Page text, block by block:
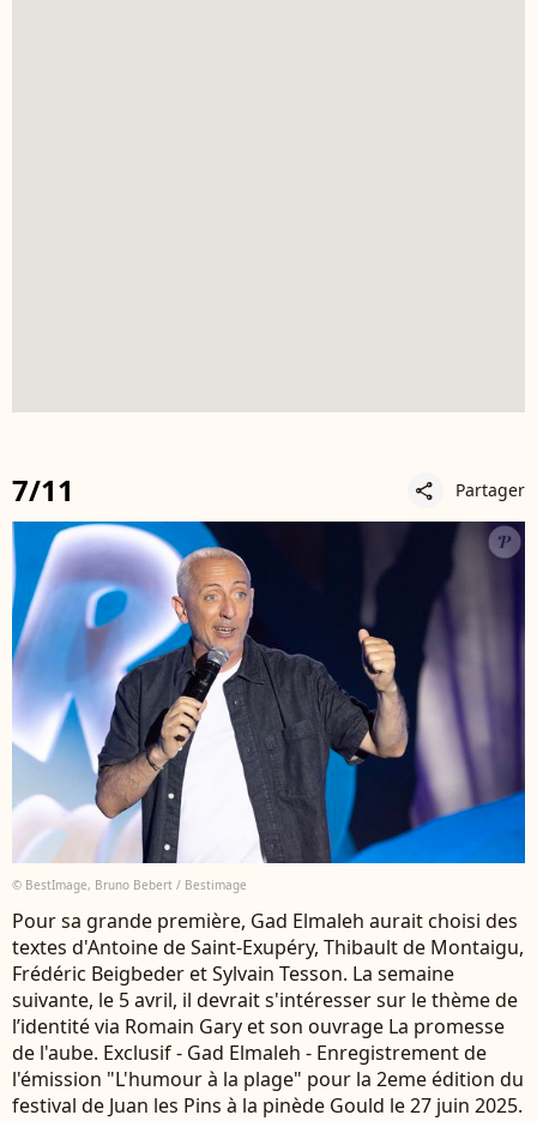
7/11 share Partager
© BestImage, Bruno Bebert / Bestimage
Pour sa grande première, Gad Elmaleh aurait choisi des
textes d'Antoine de Saint-Exupéry, Thibault de Montaigu,
Frédéric Beigbeder et Sylvain Tesson. La semaine
suivante, le 5 avril, il devrait s'intéresser sur le thème de
l’identité via Romain Gary et son ouvrage La promesse
de l'aube. Exclusif - Gad Elmaleh - Enregistrement de
l'émission "L'humour à la plage" pour la 2eme édition du
festival de Juan les Pins à la pinède Gould le 27 juin 2025.